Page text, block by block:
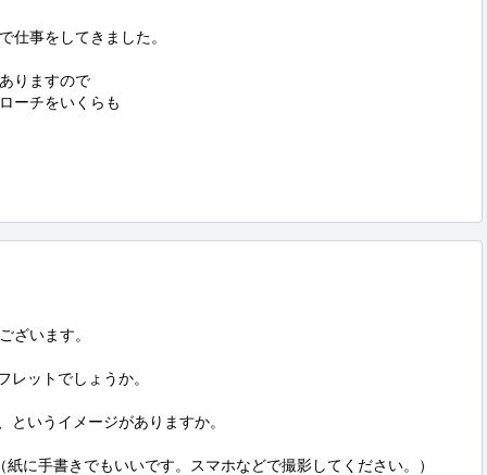
仕事をしてきました。
りますので
ーチをいくらも
ざいます。
レットでしょうか。
いうイメージがありますか。
に手書きでもいいです。スマホなどで撮影してください。）